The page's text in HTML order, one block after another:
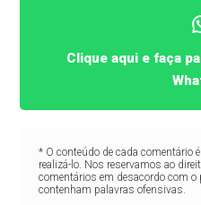
Clique aqui e faça
* O conteúdo de cada comentário
realizá-lo. Nos reservamos ao
comentários em desacordo com
contenham palavras ofensivas.